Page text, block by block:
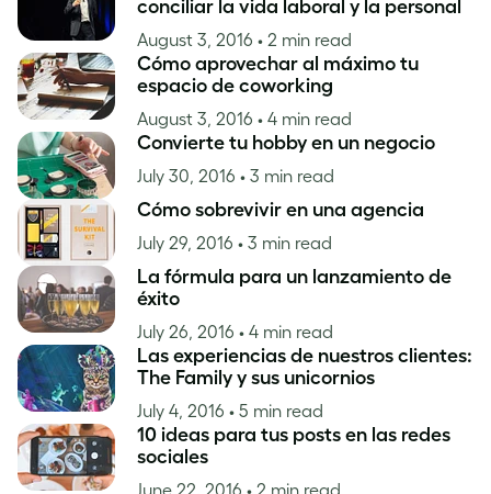
conciliar la vida laboral y la personal
August 3, 2016 • 2 min read
Cómo aprovechar al máximo tu
espacio de coworking
August 3, 2016 • 4 min read
Convierte tu hobby en un negocio
July 30, 2016 • 3 min read
Cómo sobrevivir en una agencia
July 29, 2016 • 3 min read
La fórmula para un lanzamiento de
éxito
July 26, 2016 • 4 min read
Las experiencias de nuestros clientes:
The Family y sus unicornios
July 4, 2016 • 5 min read
10 ideas para tus posts en las redes
sociales
June 22, 2016 • 2 min read